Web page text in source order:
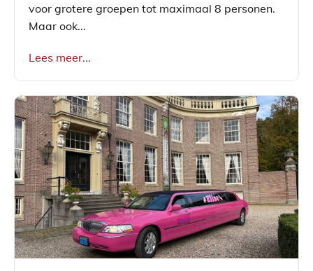
voor grotere groepen tot maximaal 8 personen.
Maar ook...
Lees meer...